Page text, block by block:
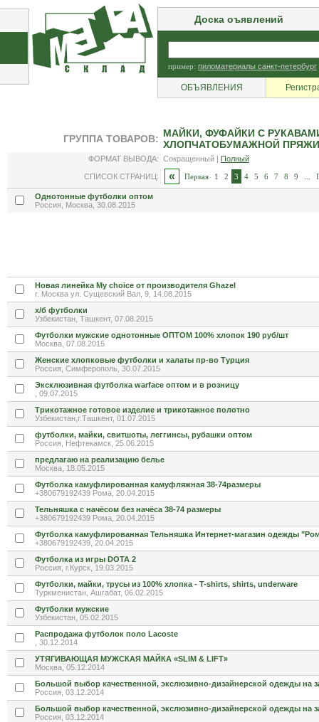
Доска оъявлений
пример: пиломатериалы санкт-петербург
ОБЪЯВЛЕНИЯ
ГРУППА ТОВАРОВ: МАЙКИ, ФУФАЙКИ С
ХЛОПЧАТОБУМАЖНОЙ
ФОРМАТ ВЫВОДА: Сокращенный | Полный
СПИСОК СТРАНИЦ: « Первая 1 2 3 4 5 6 7 8 9
Однотонные футболки оптом
Россия, Москва, 30.08.2015
Новая линейка My choice от производителя Ghazel
г. Москва ул. Сущевский Вал, 9, 14.08.2015
х/б футболки
Узбекистан, Ташкент, 07.08.2015
Футболки мужские однотонные ОПТОМ 100% хлопок 190 руб/шт
Москва, 07.08.2015
Женские хлопковые футболки и халаты пр-во Турция
Россия, Симферополь, 30.07.2015
Эксклюзивная футболка warface оптом и в розницу
, 09.07.2015
Трикотажное готовое изделие и трикотажное полотно
Узбекистан,г.Ташкент, 01.07.2015
футболки, майки, свитшоты, леггинсы, рубашки оптом
Россия, Нефтекамск, 25.06.2015
предлагаю на реализацию белье
Москва, 18.05.2015
Футболка камуфлированная камуфляжная 38-74размеры
+380679192439 Рома, 20.04.2015
Тельняшка с начёсом без начёса 38-74 размеры
+380679192439 Рома, 20.04.2015
Футболка камуфлированная Тельняшка Интернет-магазин одежды
+380679192439, 20.04.2015
Футболка из игры DOTA 2
Россия, г.Курск, 19.03.2015
Футболки, майки, трусы из 100% хлопка - T-shirts, shirts, underware
Туркменистан, Ашгабат, 06.02.2015
Футболки мужские
Узбекистан, 05.02.2015
Распродажа футболок поло Lacoste
, 30.12.2014
УТЯГИВАЮЩАЯ МУЖСКАЯ МАЙКА «SLIM & LIFT»
Москва, 05.12.2014
Большой выбор качественной, экслюзивно-дизайнерской одежды на
Россия, 03.12.2014
Большой выбор качественной, экслюзивно-дизайнерской одежды на
Россия, 03.12.2014